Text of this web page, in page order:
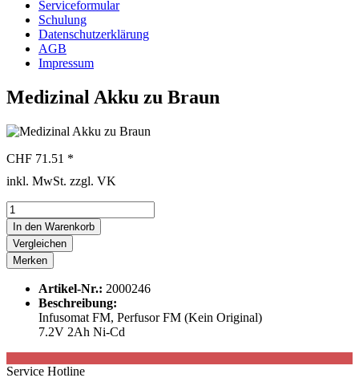
Serviceformular
Schulung
Datenschutzerklärung
AGB
Impressum
Medizinal Akku zu Braun
CHF 71.51 *
inkl. MwSt. zzgl. VK
In den Warenkorb
Vergleichen
Merken
Artikel-Nr.: 2000246
Beschreibung:
Infusomat FM, Perfusor FM (Kein Original)
7.2V 2Ah Ni-Cd
Service Hotline